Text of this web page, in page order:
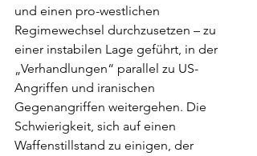
und einen pro-westlichen
Regimewechsel durchzusetzen – zu
einer instabilen Lage geführt, in der
„Verhandlungen“ parallel zu US-
Angriffen und iranischen
Gegenangriffen weitergehen. Die
Schwierigkeit, sich auf einen
Waffenstillstand zu einigen, der